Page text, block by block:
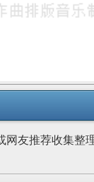
友推荐收集